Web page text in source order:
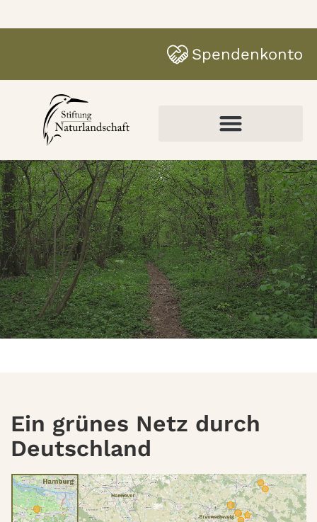
Spendenkonto
Ein grünes Netz durch
Deutschland